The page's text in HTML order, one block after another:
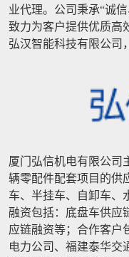
业代理。公司秉承“诚
致力为客户提供优质高
弘汉智能科技有限公司
厦门弘信机电有限公司
辆零配件配套项目的供
车、半挂车、自卸车、
融资包括：底盘车供应
应链融资等；合作客户
电力公司、福建泰华交